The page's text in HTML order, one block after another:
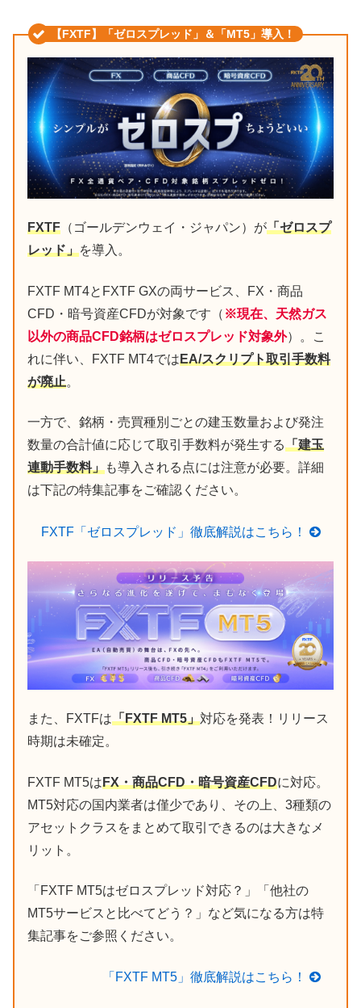
【FXTF】「ゼロスプレッド」＆「MT5」導入！
FXTF （ゴールデンウェイ・ジャパン）が「ゼロスプ
レッド」を導入。
FXTF MT4とFXTF GXの両サービス、FX・商品
CFD・暗号資産CFDが対象です（ ※現在、天然ガス
以外の商品CFD銘柄はゼロスプレッド対象外）。こ
れに伴い、FXTF MT4ではEA/スクリプト取引手数料
が廃止。
一方で、銘柄・売買種別ごとの建玉数量および発注
数量の合計値に応じて取引手数料が発生する「建玉
連動手数料」も導入される点には注意が必要。詳細
は下記の特集記事をご確認ください。
FXTF「ゼロスプレッド」徹底解説はこちら！
また、FXTFは「FXTF MT5」対応を発表！リリース
時期は未確定。
FXTF MT5はFX・商品CFD・暗号資産CFDに対応。
MT5対応の国内業者は僅少であり、その上、3種類の
アセットクラスをまとめて取引できるのは大きなメ
リット。
「FXTF MT5はゼロスプレッド対応？」「他社の
MT5サービスと比べてどう？」など気になる方は特
集記事をご参照ください。
「FXTF MT5」徹底解説はこちら！